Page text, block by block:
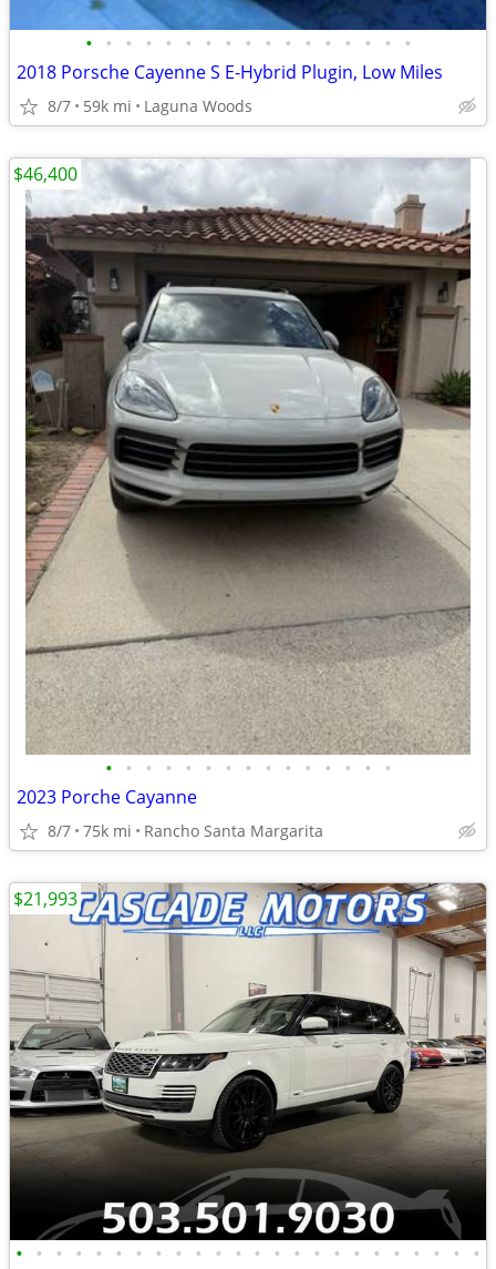
• • • • • • • • • • • • • • • • •
2018 Porsche Cayenne S E-Hybrid Plugin, Low Miles
8/7 59k mi Laguna Woods
• • • • • • • • • • • • • • •
2023 Porche Cayanne
8/7 75k mi Rancho Santa Margarita
$46,400
• • • • • • • • • • • • • • • • • • • • • • • •
$21,993